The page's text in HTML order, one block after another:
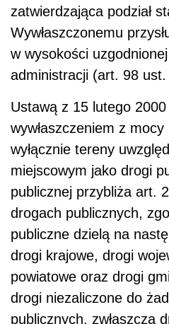
zatwierdzająca podział
Wywłaszczonemu
w wysokości
administracji (art. 98
Ustawą z 15 lutego
wywłaszczeniem z
wyłącznie tereny
miejscowym jako drogi
publicznej przybliża art.
drogach publicznych,
publiczne dzielą na
drogi krajowe, drogi
powiatowe oraz drogi
drogi niezaliczone do
publicznych, zwłaszcza